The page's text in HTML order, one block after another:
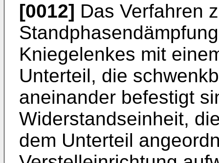
[0012] Das Verfahren
Kniegelenkes mit
Unterteil, die
aneinander befestigt
Widerstandseinheit,
dem Unterteil